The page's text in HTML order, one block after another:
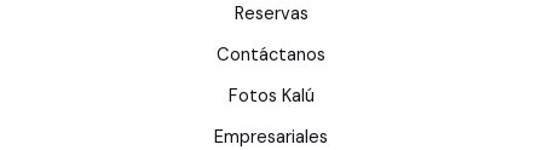
Reservas
Contáctanos
Fotos Kalú
Empresariales